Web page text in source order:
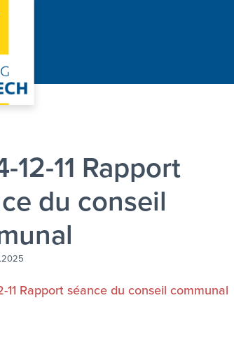
12-11 Rapport
du conseil
11 Rapport séance du conseil communal